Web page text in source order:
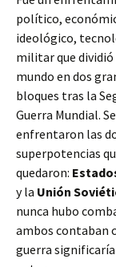
político,
ideológico,
militar que dividió
mundo en dos
bloques tras la
Guerra Mundial. Se
enfrentaron las
superpotencias
quedaron:
y la Unión
nunca hubo
ambos contaban
guerra